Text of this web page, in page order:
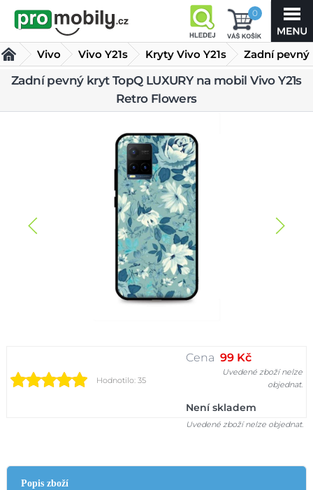
0
Vivo Vivo Y21s Kryty Vivo Y21s
Zadní pevný
kryt TopQ
LUXURY na mobil Vivo Y21s Retro Flowers
Zadní pevný kryt TopQ LUXURY na mobil Vivo Y21s
Retro Flowers
Hodnotilo: 35
Cena 99 Kč
Uvedené zboží nelze
objednat.
Není skladem
Uvedené zboží nelze objednat.
Popis zboží